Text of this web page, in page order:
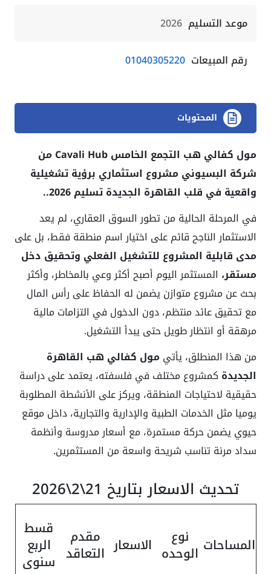
موعد التسليم 2026
رقم المبيعات 01040305220
المحتويات
مول كفالي هب التجمع الخامس Cavali Hub من
شركة البسيونيمشروع استثماري برؤية تشغيلية
واقعية في قلب القاهرة الجديدة تسليم 2026..
في المرحلة الحالية من تطور السوق العقاري، لم يعد
الاستثمار الناجح قائم على اختيار اسم منطقة فقط، بل على
مدى قابلية المشروع للتشغيل الفعلي وتحقيق دخل
مستقر، المستثمر اليوم أصبح أكثر وعي بالمخاطر، وأكثر
بحث عن مشروع متوازن يضمن له الحفاظ على رأس المال
مع تحقيق عائد منتظم، دون الدخول في التزامات مالية
مرهقة أو انتظار طويل حتى يبدأ التشغيل.
من هذا المنطلق، يأتيمول كفالي هب القاهرة
الجديدة كمشروع مختلف في فلسفته، يعتمد على دراسة
حقيقية لاحتياجات المنطقة، ويركز على الأنشطة المطلوبة
يوميا مثل الخدمات الطبية والإدارية والتجارية، داخل موقع
حيوي يضمن حركة مستمرة، مع أسعار مدروسة وأنظمة
سداد مرنة تناسب شريحة واسعة من المستثمرين.
تحديث الاسعار بتاريخ 21\2\2026
المساحات نوع
الوحده الاسعار مقدم
التعاقد
قسط
الربع
سنوى